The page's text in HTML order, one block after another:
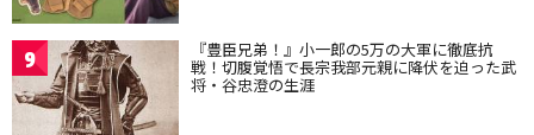
9 『豊臣兄弟！』小一郎の5万の大軍に徹底抗
戦！切腹覚悟で長宗我部元親に降伏を迫った武
将・谷忠澄の生涯